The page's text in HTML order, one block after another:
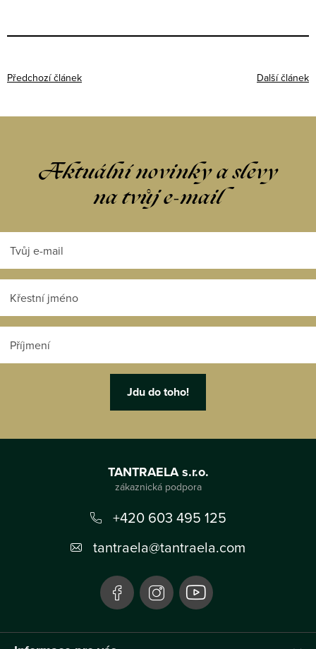
Předchozí článek Další článek
Aktuální novinky a slevy
na tvůj e-mail
TANTRAELA s.r.o.
+420 603 495 125
tantraela@tantraela.com